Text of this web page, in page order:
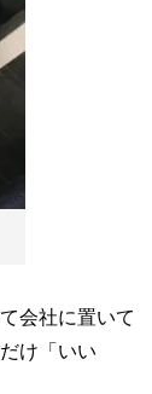
会社に置いて
け「いい